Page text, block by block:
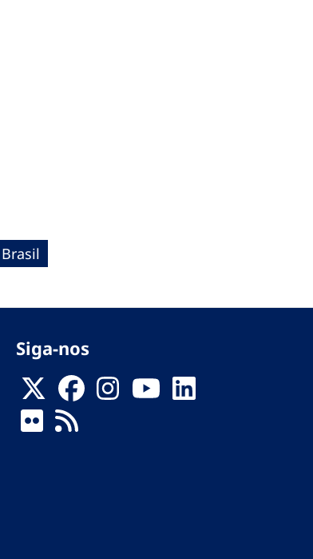
Brasil
Siga-nos